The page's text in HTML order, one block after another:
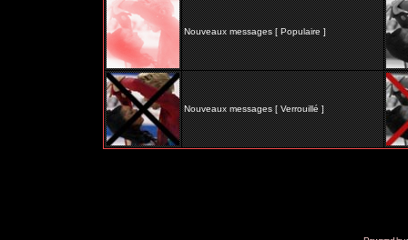
Nouveaux messages [ Populaire ]
Nouveaux messages [ Verrouillé ]